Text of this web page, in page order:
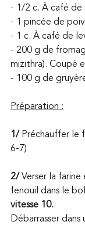
- 1/2 c. À café de
- 1 pincée de
- 1 c. À café de
- 200 g de
mizithra). Coupé
- 100 g de
Préparation :
1/ Préchauffer le
6-7)
2/ Verser la farine
fenouil dans le
vitesse 10.
Débarrasser